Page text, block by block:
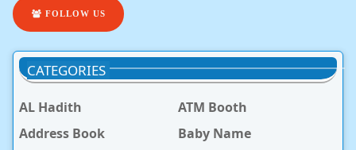
FOLLOW US
CATEGORIES
AL Hadith
ATM Booth
Address Book
Baby Name